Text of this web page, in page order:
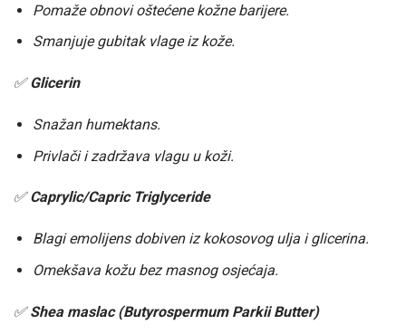
Pomaže obnovi oštećene kožne barijere.
Smanjuje gubitak vlage iz kože.
✅Glicerin
Snažan humektans.
Privlači i zadržava vlagu u koži.
✅Caprylic/Capric Triglyceride
Blagi emolijens dobiven iz kokosovog ulja i glicerina.
Omekšava kožu bez masnog osjećaja.
✅Shea maslac (Butyrospermum Parkii Butter)